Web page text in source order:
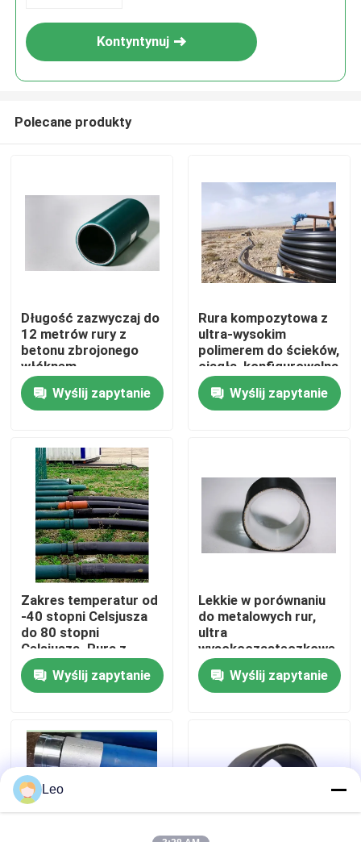
Dom
Pokaz VR
O nas
Wycieczka po fabryce
Kontrola jakości
Skontaktuj się z nami
Aktualności
Poprosić o wycenę
Wzmocnione rury termoplastyczne
Kontyntynuj
Polecane produkty
Długość zazwyczaj do
12 metrów rury z
betonu zbrojonego
włóknem,
zapewniające
rozwiązania
wysokociśnieniowe i
Wyślij zapytanie
Rura kompozytowa z
ultra-wysokim
polimerem do ścieków,
ciągła, konfigurowalna
długość, klasa
ciśnienia do 10 MPa,
zaprojektowana do
Wyślij zapytanie
Zakres temperatur od
-40 stopni Celsjusza
do 80 stopni
Celsjusza. Rura z
tworzywa
wzmocnionego, o
regulowanej długości.
dystrybucji ropy, gazu
i wody.
Wyślij zapytanie
Lekkie w porównaniu
do metalowych rur,
ultra
wysokocząsteczkowe
ciągłe rury
kompozytowe,
wykonane na
rozwiązanie
Wyślij zapytanie
Leo